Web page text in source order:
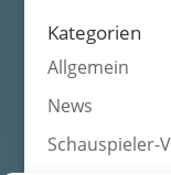
Kategorien
Allgemein
News
Schauspieler-